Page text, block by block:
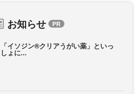
お知らせ
「イソジン®クリアうがい薬」といっ
しょに...